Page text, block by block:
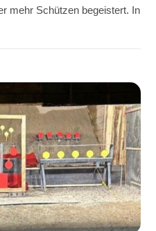
mehr Schützen begeistert. In